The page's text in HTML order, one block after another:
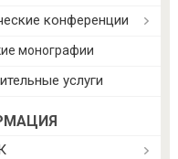
конференции
монографии
услуги